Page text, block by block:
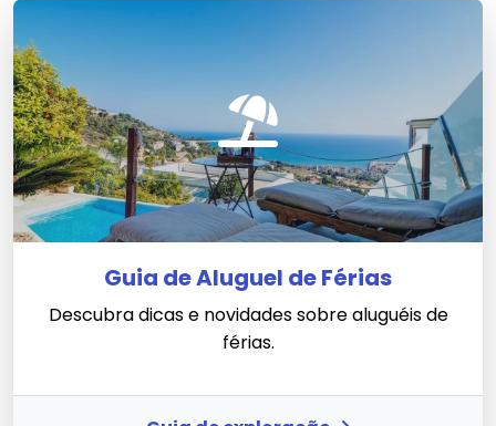
Guia de Aluguel de Férias
Descubra dicas e novidades sobre aluguéis de
férias.